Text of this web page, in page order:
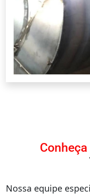
Nossa equipe